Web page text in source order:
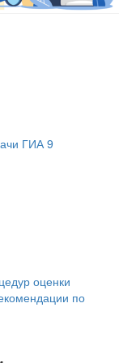
ГИА 9
оценки
по